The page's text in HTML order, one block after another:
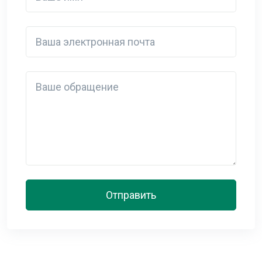
Отправить